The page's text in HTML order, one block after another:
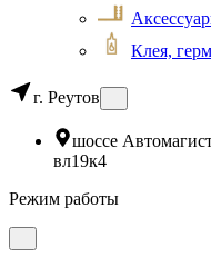
Клея,
г. Реутов
шоссе
вл19к4
Режим работы